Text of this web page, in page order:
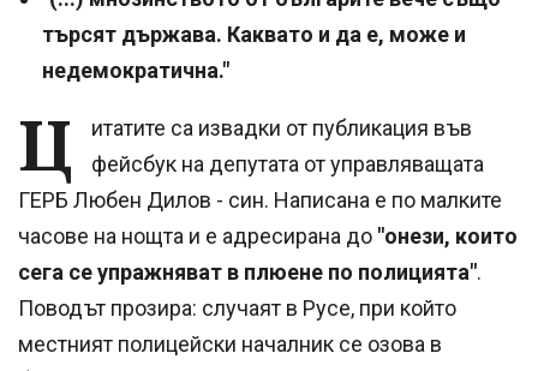
търсят държава. Каквато и да е, може и
недемократична."
Ц
итатите са извадки от публикация във
фейсбук на депутата от управляващата
ГЕРБ Любен Дилов - син. Написана е по малките
часове на нощта и е адресирана до "онези, които
сега се упражняват в плюене по полицията".
Поводът прозира: случаят в Русе, при който
местният полицейски началник се озова в